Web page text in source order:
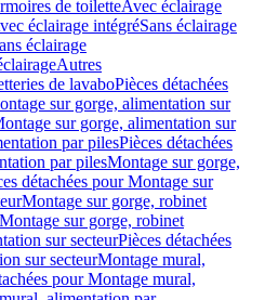
de toiletteAvec éclairage
éclairage intégréSans éclairage
éclairage
Autres
de lavaboPièces détachées
sur gorge, alimentation sur
sur gorge, alimentation sur
par pilesPièces détachées
par pilesMontage sur gorge,
détachées pour Montage sur
Montage sur gorge, robinet
sur gorge, robinet
sur secteurPièces détachées
sur secteurMontage mural,
pour Montage mural,